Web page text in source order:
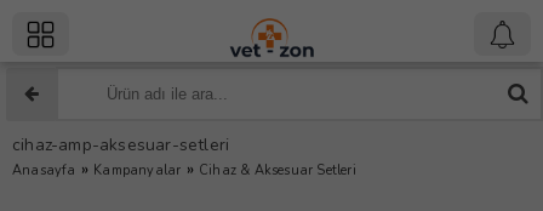
cihaz-amp-aksesuar-setleri
Anasayfa » Kampanyalar » Cihaz & Aksesuar Setleri